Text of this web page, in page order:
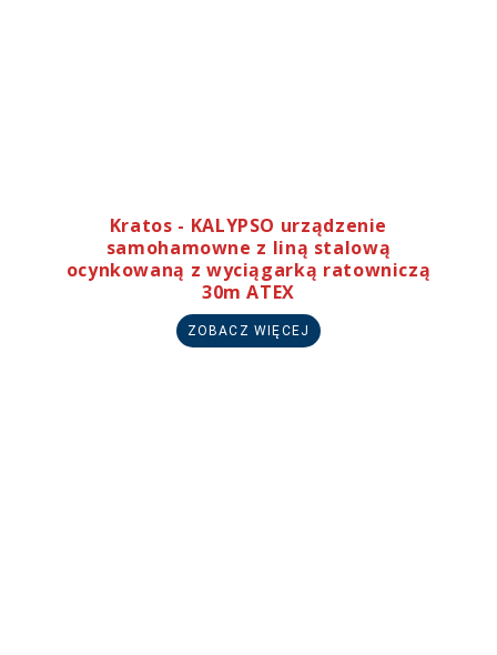
Kratos - KALYPSO urządzenie
samohamowne z liną stalową
ocynkowaną z wyciągarką ratowniczą
30m ATEX
ZOBACZ WIĘCEJ